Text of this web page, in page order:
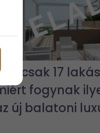
csak 17
fogynak
új balatoni